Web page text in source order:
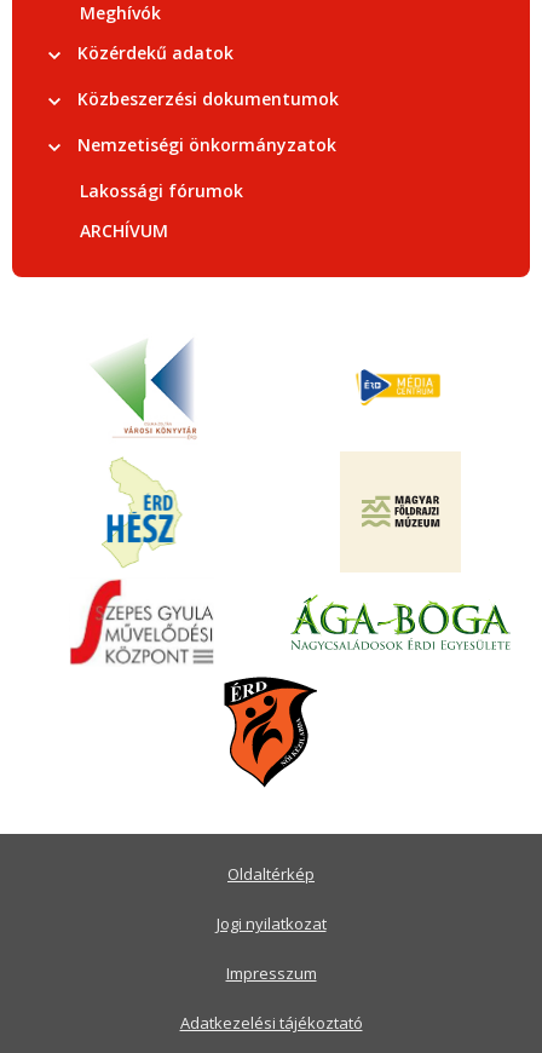
Meghívók
Közérdekű adatok
Közbeszerzési dokumentumok
Nemzetiségi önkormányzatok
Lakossági fórumok
ARCHÍVUM
Oldaltérkép
Jogi nyilatkozat
Impresszum
Adatkezelési tájékoztató